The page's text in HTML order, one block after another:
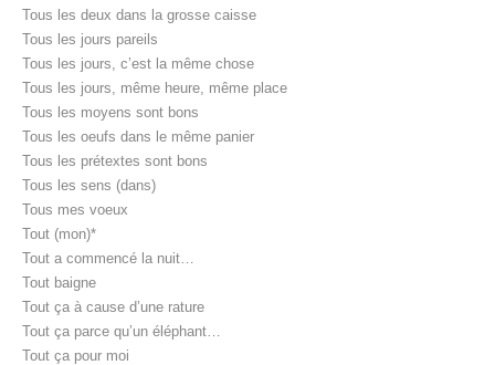
Tous les deux dans la grosse caisse
Tous les jours pareils
Tous les jours, c’est la même chose
Tous les jours, même heure, même place
Tous les moyens sont bons
Tous les oeufs dans le même panier
Tous les prétextes sont bons
Tous les sens (dans)
Tous mes voeux
Tout (mon)*
Tout a commencé la nuit…
Tout baigne
Tout ça à cause d’une rature
Tout ça parce qu’un éléphant…
Tout ça pour moi